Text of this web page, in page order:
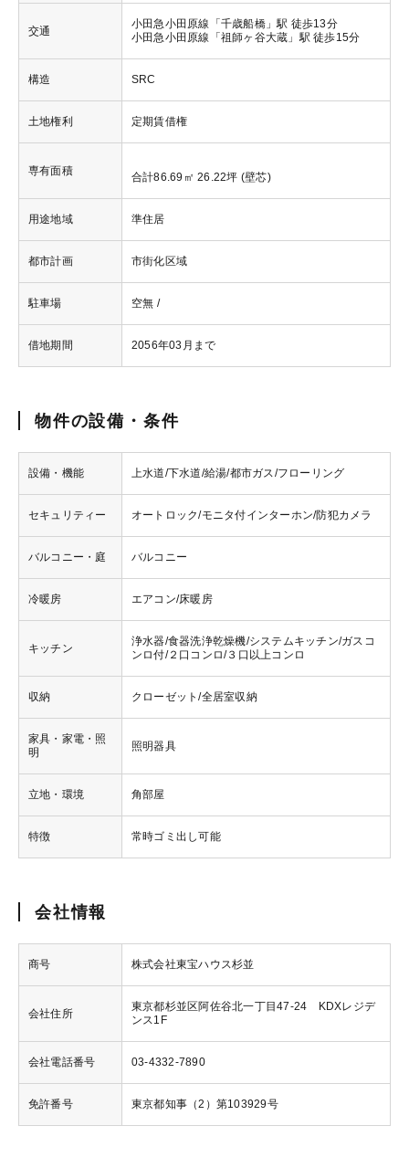
交通
小田急小田原線「千歳船橋」駅 徒歩13分
小田急小田原線「祖師ヶ谷大蔵」駅 徒歩15分
構造 SRC
土地権利 定期賃借権
専有面積
合計86.69㎡ 26.22坪 (壁芯)
用途地域 準住居
都市計画 市街化区域
駐車場 空無 /
借地期間 2056年03月まで
物件の設備・条件
設備・機能 上水道/下水道/給湯/都市ガス/フローリング
セキュリティー オートロック/モニタ付インターホン/防犯カメラ
バルコニー・庭 バルコニー
冷暖房 エアコン/床暖房
キッチン
浄水器/食器洗浄乾燥機/システムキッチン/ガスコ
ンロ付/２口コンロ/３口以上コンロ
収納 クローゼット/全居室収納
家具・家電・照
明
照明器具
立地・環境 角部屋
特徴 常時ゴミ出し可能
会社情報
商号 株式会社東宝ハウス杉並
会社住所
東京都杉並区阿佐谷北一丁目47-24 KDXレジデ
ンス1F
会社電話番号 03-4332-7890
免許番号 東京都知事（2）第103929号